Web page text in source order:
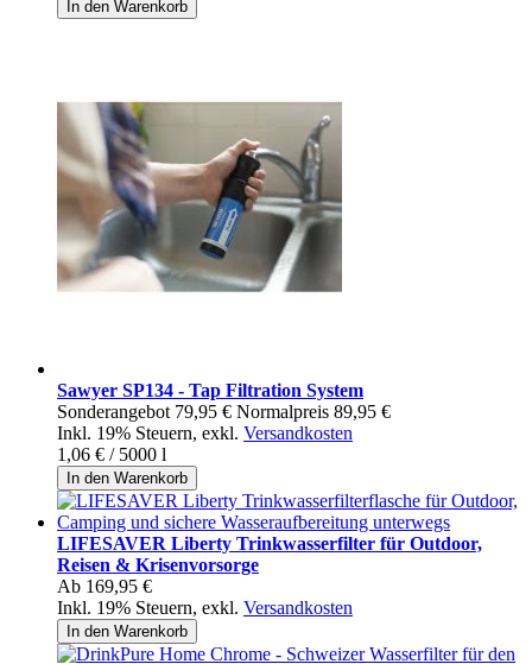
In den Warenkorb
Sawyer SP134 - Tap Filtration System
Sonderangebot 79,95 € Normalpreis 89,95 €
Inkl. 19% Steuern, exkl. Versandkosten
1,06 € / 5000 l
In den Warenkorb
LIFESAVER Liberty Trinkwasserfilter für Outdoor,
Reisen & Krisenvorsorge
Ab 169,95 €
Inkl. 19% Steuern, exkl. Versandkosten
In den Warenkorb